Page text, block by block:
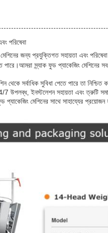
পরিষেবা
জন্য প্রযুক্তিগত সহায়তা এবং
পারে।আমরা স্ন্যাক ফুড প্যাকেজিং মেশিনের
থেকে সর্বাধিক সুবিধা পেতে পারে তা
7 উপলব্ধ, ইনস্টলেশন সহায়তা এবং ত্রুটি
প্যাকেজিং মেশিনের সাথে সাহায্যের